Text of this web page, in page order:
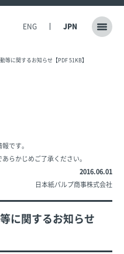
ENG JPN
等に関するお知らせ【PDF 51KB】
です。
らかじめご了承ください。
2016.06.01
日本紙パルプ商事株式会社
に関するお知らせ